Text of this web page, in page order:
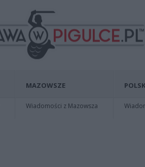
MAZOWSZE
Wiadomości z Mazowsza